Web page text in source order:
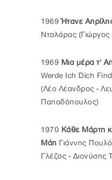
1969Ήτανε
Νταλάρας
1969 Μια μέρα τ'
Werde Ich Dich
(Λέο Λέανδρος -
Παπαδόπουλος)
1970 Κάθε Μάρτη
Μάη Γιάννης
Γλέζος - Διονύσης